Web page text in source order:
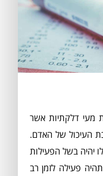
מעי דלקתיות אשר
העיכול של האדם.
יהיה בשל הפעילות
פעילה לזמן רב